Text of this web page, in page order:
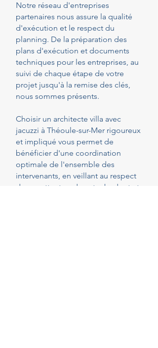
Notre réseau d'entreprises
partenaires nous assure la qualité
d'exécution et le respect du
planning. De la préparation des
plans d'exécution et documents
techniques pour les entreprises, au
suivi de chaque étape de votre
projet jusqu'à la remise des clés,
nous sommes présents.
Choisir un architecte villa avec
jacuzzi à Théoule-sur-Mer rigoureux
et impliqué vous permet de
bénéficier d'une coordination
optimale de l'ensemble des
intervenants, en veillant au respect
de vos attentes, de votre budget et